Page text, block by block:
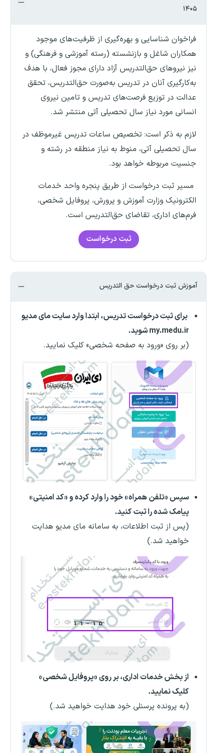
۱۴۰۵
فراخوان شناسایی و بهره‌گیری از ظرفیت‌های موجود
همکاران شاغل و بازنشسته (رسته آموزشی و فرهنگی) و
نیز نیروهای حق‌التدریس آزاد دارای مجوز فعال، با هدف
به‌کارگیری آنان در تدریس به‌صورت حق‌التدریس، تحقق
عدالت در توزیع فرصت‌های تدریس و تامین نیروی
انسانی مورد نیاز سال تحصیلی آتی منتشر شد.
لازم به ذکر است: تخصیص ساعات تدریس غیرموظف در
سال تحصیلی آتی، منوط به نیاز منطقه در رشته و
جنسیت مربوطه خواهد بود.
مسیر ثبت درخواست از طریق پنجره واحد خدمات
الکترونیک وزارت آموزش و پرورش، پروفایل شخصی،
فرم‌های اداری، تقاضای حق‌التدریس است.
ثبت درخواست
آموزش ثبت درخواست حق التدریس
برای ثبت درخواست تدریس، ابتدا وارد سایت مای مدیو
my.medu.ir شوید.
(بر روی «ورود به صفحه شخصی» کلیک نمایید.
سپس «تلفن همراه» خود را وارد کرده و «کد امنیتی»
پیامک شده را ثبت کنید.
(پس از ثبت اطلاعات، به سامانه مای مدیو هدایت
خواهید شد.)
از بخش خدمات اداری، بر روی «پروفایل شخصی»
کلیک نمایید.
(به پرونده پرسنلی خود هدایت خواهید شد.)